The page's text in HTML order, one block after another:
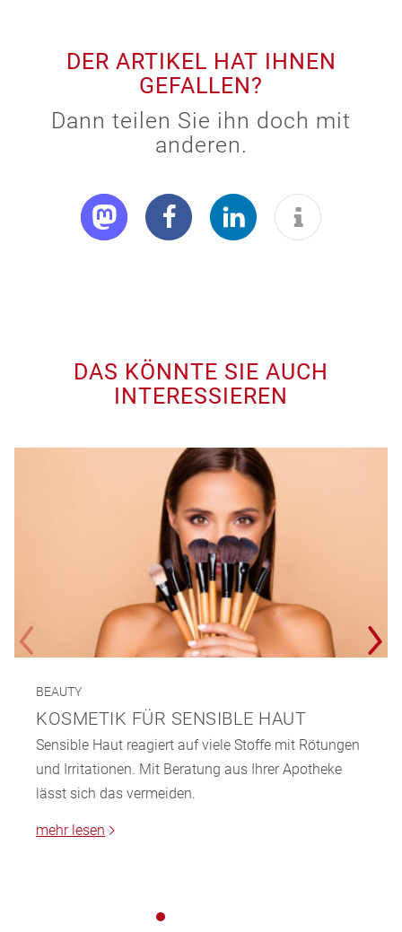
DER ARTIKEL HAT IHNEN
GEFALLEN?
Dann teilen Sie ihn doch mit
anderen.
DAS KÖNNTE SIE AUCH
INTERESSIEREN
BEAUTY
KOSMETIK FÜR SENSIBLE HAUT
Sensible Haut reagiert auf viele Stoffe mit Rötungen
und Irritationen. Mit Beratung aus Ihrer Apotheke
lässt sich das vermeiden.
mehr lesen